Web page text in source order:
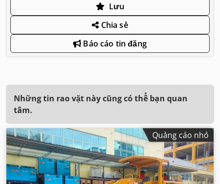
Lưu
Chia sẻ
Báo cáo tin đăng
Những tin rao vặt này cũng có thể bạn quan
tâm.
Quảng cáo nhỏ